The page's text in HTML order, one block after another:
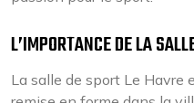
L’IMPORTANCE DE LA
La salle de sport Le Havre